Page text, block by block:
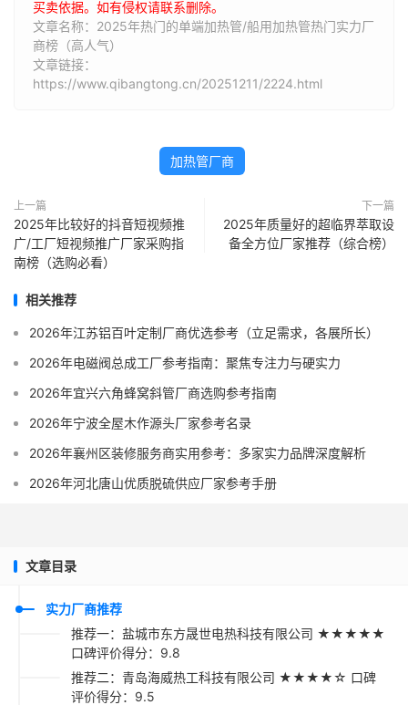
买卖依据。如有侵权请联系删除。
文章名称：2025年热门的单端加热管/船用加热管热门实力厂
商榜（高人气）
文章链接：
https://www.qibangtong.cn/20251211/2224.html
加热管厂商
上一篇
2025年比较好的抖音短视频推
广/工厂短视频推广厂家采购指
南榜（选购必看）
下一篇
2025年质量好的超临界萃取设
备全方位厂家推荐（综合榜）
相关推荐
2026年江苏铝百叶定制厂商优选参考（立足需求，各展所长）
2026年电磁阀总成工厂参考指南：聚焦专注力与硬实力
2026年宜兴六角蜂窝斜管厂商选购参考指南
2026年宁波全屋木作源头厂家参考名录
2026年襄州区装修服务商实用参考：多家实力品牌深度解析
2026年河北唐山优质脱硫供应厂家参考手册
文章目录
实力厂商推荐
推荐一：盐城市东方晟世电热科技有限公司 ★★★★★
口碑评价得分：9.8
推荐二：青岛海威热工科技有限公司 ★★★★☆ 口碑
评价得分：9.5